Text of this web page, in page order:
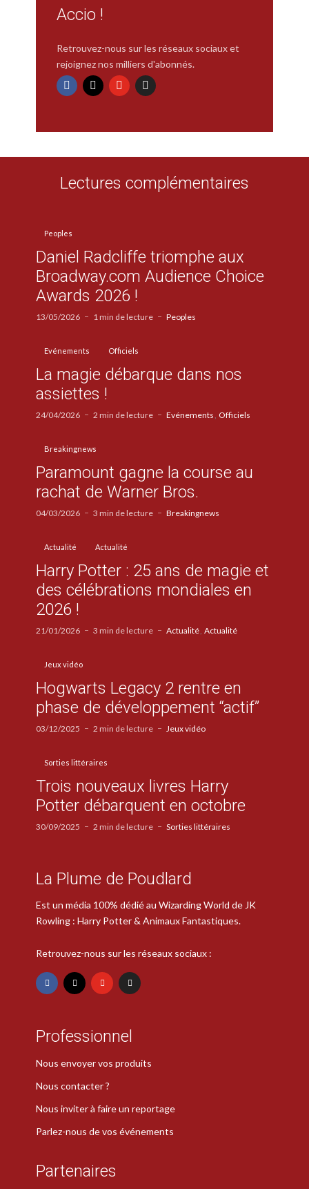
Accio !
Retrouvez-nous sur les réseaux sociaux et
rejoignez nos milliers d'abonnés.
Lectures complémentaires
Peoples
Daniel Radcliffe triomphe aux
Broadway.com Audience Choice
Awards 2026 !
13/05/2026 1 min de lecture Peoples
Evénements Officiels
La magie débarque dans nos
assiettes !
24/04/2026 2 min de lecture Evénements Officiels
Breakingnews
Paramount gagne la course au
rachat de Warner Bros.
04/03/2026 3 min de lecture Breakingnews
Actualité Actualité
Harry Potter : 25 ans de magie et
des célébrations mondiales en
2026 !
21/01/2026 3 min de lecture Actualité Actualité
Jeux vidéo
Hogwarts Legacy 2 rentre en
phase de développement “actif”
03/12/2025 2 min de lecture Jeux vidéo
Sorties littéraires
Trois nouveaux livres Harry
Potter débarquent en octobre
30/09/2025 2 min de lecture Sorties littéraires
La Plume de Poudlard
Est un média 100% dédié au Wizarding World de JK
Rowling : Harry Potter & Animaux Fantastiques.
Retrouvez-nous sur les réseaux sociaux :
Professionnel
Nous envoyer vos produits
Nous contacter ?
Nous inviter à faire un reportage
Parlez-nous de vos événements
Partenaires